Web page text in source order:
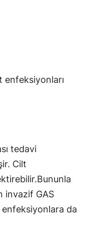
tedavi
Cilt
invazif GAS
da